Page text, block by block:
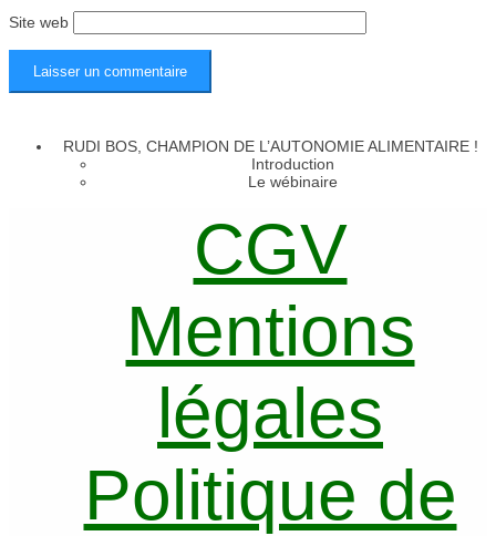
Site web
RUDI BOS, CHAMPION DE L’AUTONOMIE ALIMENTAIRE !
Introduction
Le wébinaire
CGV
Mentions
légales
Politique de